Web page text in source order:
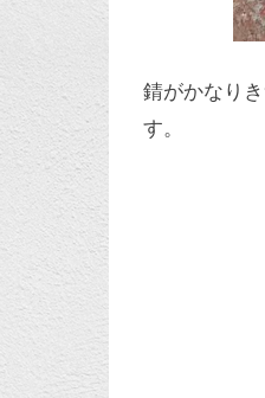
錆がかなり
す。